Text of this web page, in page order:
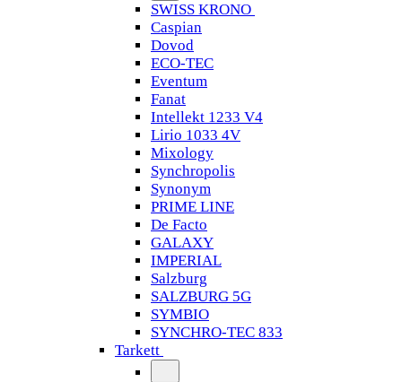
SWISS KRONO
Caspian
Dovod
ECO-TEC
Eventum
Fanat
Intellekt 1233 V4
Lirio 1033 4V
Mixology
Synchropolis
Synonym
PRIME LINE
De Facto
GALAXY
IMPERIAL
Salzburg
SALZBURG 5G
SYMBIO
SYNCHRO-TEC 833
Tarkett